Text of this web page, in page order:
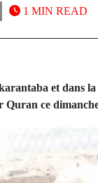
1 MIN READ
et dans
Quran ce